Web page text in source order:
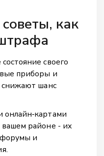
как
своего
приборы и
снижают шанс
районе - их
и